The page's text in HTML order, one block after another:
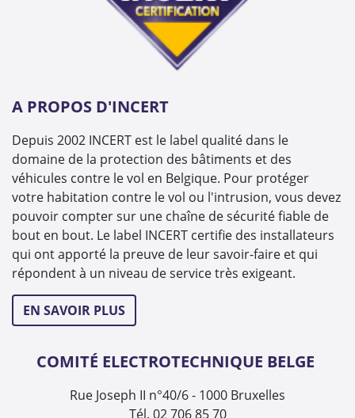
A PROPOS D'INCERT
Depuis 2002 INCERT est le label qualité dans le
domaine de la protection des bâtiments et des
véhicules contre le vol en Belgique. Pour protéger
votre habitation contre le vol ou l'intrusion, vous devez
pouvoir compter sur une chaîne de sécurité fiable de
bout en bout. Le label INCERT certifie des installateurs
qui ont apporté la preuve de leur savoir-faire et qui
répondent à un niveau de service très exigeant.
EN SAVOIR PLUS
COMITÉ ELECTROTECHNIQUE BELGE
Rue Joseph II n°40/6 - 1000 Bruxelles
Tél. 02 706 85 70